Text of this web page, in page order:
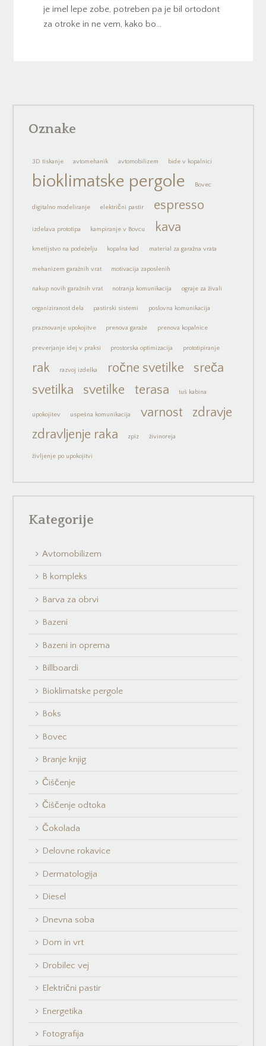
je imel lepe zobe, potreben pa je bil ortodont
za otroke in ne vem, kako bo…
Oznake
3D tiskanje avtomehanik avtomobilizem bide v kopalnici
bioklimatske pergole Bovec
digitalno modeliranje električni pastir espresso
izdelava prototipa kampiranje v Bovcu kava
kmetijstvo na podeželju kopalna kad material za garažna vrata
mehanizem garažnih vrat motivacija zaposlenih
nakup novih garažnih vrat notranja komunikacija ograje za živali
organiziranost dela pastirski sistemi poslovna komunikacija
praznovanje upokojitve prenova garaže prenova kopalnice
preverjanje idej v praksi prostorska optimizacija prototipiranje
rak razvoj izdelka ročne svetilke
sreča
svetilka
svetilke terasa tuš kabina
upokojitev uspešna komunikacija varnost
zdravje
zdravljenje raka
zpiz živinoreja
življenje po upokojitvi
Kategorije
Avtomobilizem
B kompleks
Barva za obrvi
Bazeni
Bazeni in oprema
Billboardi
Bioklimatske pergole
Boks
Bovec
Branje knjig
Čiščenje
Čiščenje odtoka
Čokolada
Delovne rokavice
Dermatologija
Diesel
Dnevna soba
Dom in vrt
Drobilec vej
Električni pastir
Energetika
Fotografija